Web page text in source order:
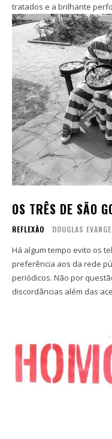
tratados e a brilhante
OS TRÊS DE SÃO
REFLEXÃO DOUGLAS
Há algum tempo evito os
preferência aos da rede
periódicos. Não por
discordâncias além das